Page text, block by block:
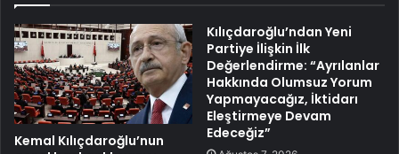
Kemal Kılıçdaroğlu’nun
Kılıçdaroğlu’ndan Yeni
Partiye İlişkin İlk
Değerlendirme: “Ayrılanlar
Hakkında Olumsuz Yorum
Yapmayacağız, İktidarı
Eleştirmeye Devam
Edeceğiz”